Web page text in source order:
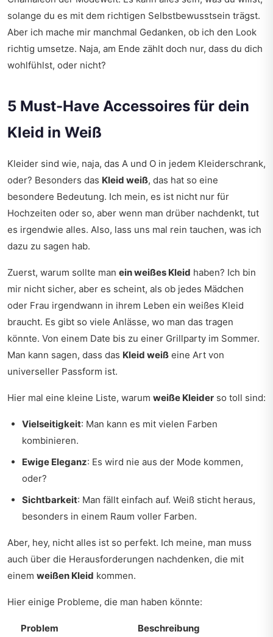
solange du es mit dem richtigen Selbstbewusstsein trägst.
Aber ich mache mir manchmal Gedanken, ob ich den Look
richtig umsetze. Naja, am Ende zählt doch nur, dass du dich
wohlfühlst, oder nicht?
5 Must-Have Accessoires für dein
Kleid in Weiß
Kleider sind wie, naja, das A und O in jedem Kleiderschrank,
oder? Besonders das Kleid weiß, das hat so eine
besondere Bedeutung. Ich mein, es ist nicht nur für
Hochzeiten oder so, aber wenn man drüber nachdenkt, tut
es irgendwie alles. Also, lass uns mal rein tauchen, was ich
dazu zu sagen hab.
Zuerst, warum sollte man ein weißes Kleid haben? Ich bin
mir nicht sicher, aber es scheint, als ob jedes Mädchen
oder Frau irgendwann in ihrem Leben ein weißes Kleid
braucht. Es gibt so viele Anlässe, wo man das tragen
könnte. Von einem Date bis zu einer Grillparty im Sommer.
Man kann sagen, dass das Kleid weiß eine Art von
universeller Passform ist.
Hier mal eine kleine Liste, warum weiße Kleider so toll sind:
Vielseitigkeit: Man kann es mit vielen Farben
kombinieren.
Ewige Eleganz: Es wird nie aus der Mode kommen,
oder?
Sichtbarkeit: Man fällt einfach auf. Weiß sticht heraus,
besonders in einem Raum voller Farben.
Aber, hey, nicht alles ist so perfekt. Ich meine, man muss
auch über die Herausforderungen nachdenken, die mit
einem weißen Kleid kommen.
Hier einige Probleme, die man haben könnte:
Problem
Beschreibung